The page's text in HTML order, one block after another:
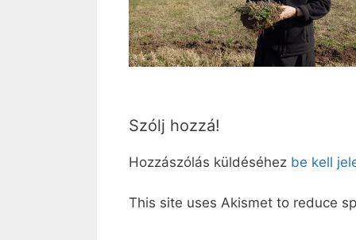
Szólj hozzá!
Hozzászólás küldéséhez be kell
This site uses Akismet to reduce